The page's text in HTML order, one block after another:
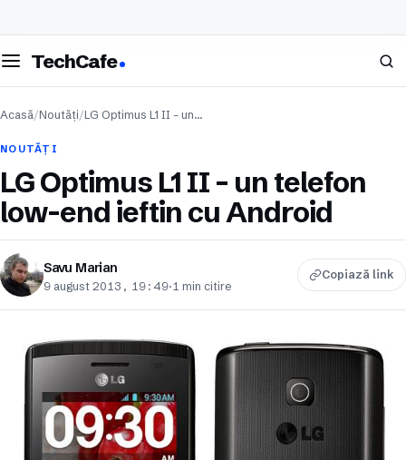
meniul
TechCafe Caută
Acasă/Noutăți/LG Optimus L1 II – un…
NOUTĂȚI
LG Optimus L1 II – un telefon
low-end ieftin cu Android
Savu Marian
9 august 2013, 19:49·1 min citire
Copiază link